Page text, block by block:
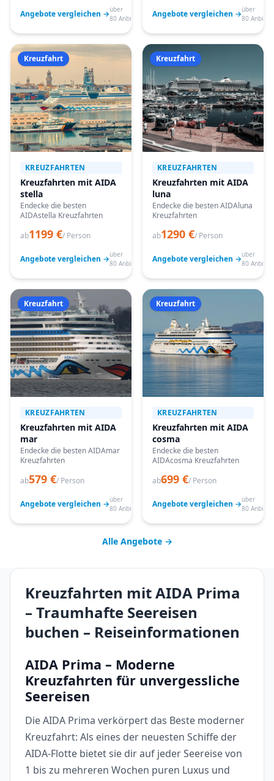
Angebote vergleichen →über
80 Anbieter
Angebote vergleichen →über
80
Kreuzfahrt
KREUZFAHRTEN
Kreuzfahrten mit AIDA
stella
Endecke die besten
AIDAstella Kreuzfahrten
ab1199 €/ Person
Angebote vergleichen →über
80 Anbieter
Kreuzfahrt
KREUZFAHRTEN
Kreuzfahrten mit AIDA
luna
Endecke die besten AIDAluna
Kreuzfahrten
ab1290 €/ Person
Angebote vergleichen →über
80
Kreuzfahrt
KREUZFAHRTEN
Kreuzfahrten mit AIDA
mar
Endecke die besten AIDAmar
Kreuzfahrten
ab579 €/ Person
Angebote vergleichen →über
80 Anbieter
Kreuzfahrt
KREUZFAHRTEN
Kreuzfahrten mit AIDA
cosma
Endecke die besten
AIDAcosma Kreuzfahrten
ab699 €/ Person
Angebote vergleichen →über
80
Alle Angebote →
Kreuzfahrten mit AIDA Prima
– Traumhafte Seereisen
buchen – Reiseinformationen
AIDA Prima – Moderne
Kreuzfahrten für unvergessliche
Seereisen
Die AIDA Prima verkörpert das Beste moderner
Kreuzfahrt: Als eines der neuesten Schiffe der
AIDA-Flotte bietet sie dir auf jeder Seereise von
1 bis zu mehreren Wochen puren Luxus und